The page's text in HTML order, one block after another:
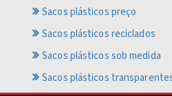
Sacos plásticos preço
Sacos plásticos reciclados
Sacos plásticos sob medida
Sacos plásticos